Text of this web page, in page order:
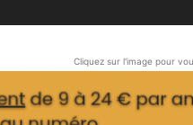
Cliquez sur l'image pour